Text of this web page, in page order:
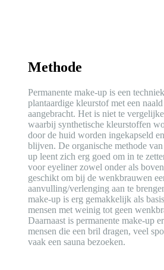
Methode
Permanente make-up is een
plantaardige kleurstof met een
aangebracht. Het is niet te
waarbij synthetische kleurstoffen
door de huid worden ingekapseld
blijven. De organische methode
up leent zich erg goed om in te
voor eyeliner zowel onder als
geschikt om bij de wenkbrauwen
aanvulling/verlenging aan te
make-up is erg gemakkelijk als
mensen met weinig tot geen
Daarnaast is permanente make-up
mensen die een bril dragen, veel
vaak een sauna bezoeken.